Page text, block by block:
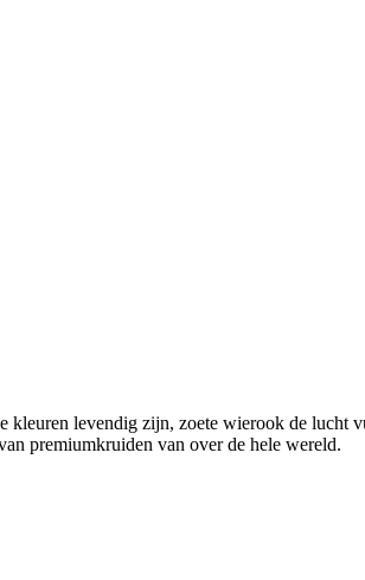
kleuren levendig zijn, zoete wierook de lucht
premiumkruiden van over de hele wereld.